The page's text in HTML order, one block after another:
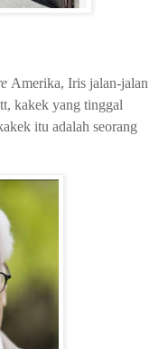
Amerika, Iris jalan-jalan
kakek yang tinggal
itu adalah seorang